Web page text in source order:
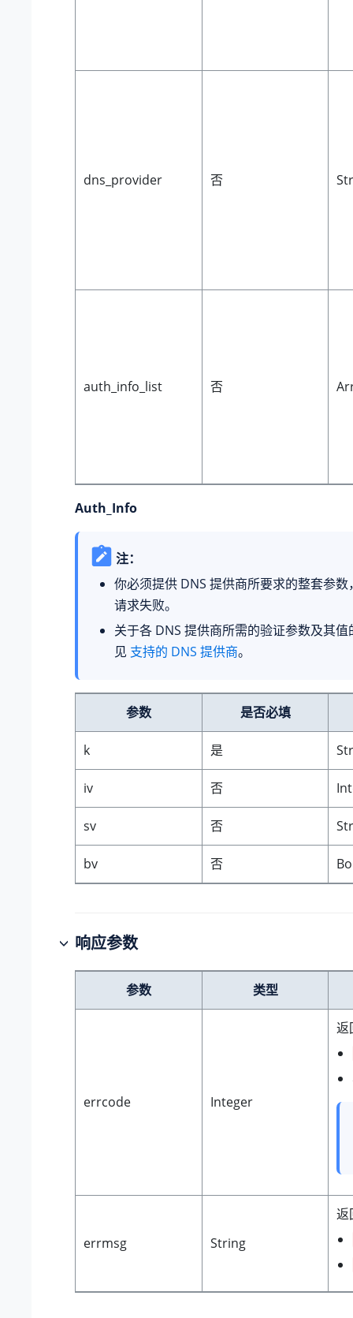
dns_provider 否
auth_info_list 否
Auth_Info
注：
你必须提供 DNS 提供商所要求的整套参
请求失败。
关于各 DNS 提供商所需的验证参数及其
见 支持的 DNS 提供商。
参数 是否必填
k 是
iv 否
sv 否
bv 否
响应参数
参数 类型
errcode Integer
返
errmsg String
返